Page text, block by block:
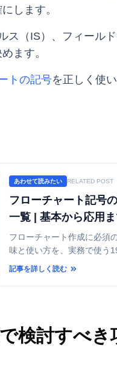
します。
ス（IS）、フィールド
ます。
トの記号を正しく使
あわせて読みたい RELATED POST
フローチャート記号
一覧 | 基本から応用
フローチャート作成に必須
味と使い方を、実務で使う
覧で解説。基本の処理、判
記事を詳しく読む
検討すべき